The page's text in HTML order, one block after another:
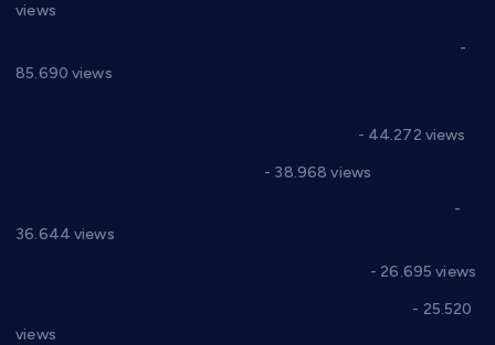
views
-
85.690 views
- 44.272 views
- 38.968 views
-
36.644 views
- 26.695 views
- 25.520
views